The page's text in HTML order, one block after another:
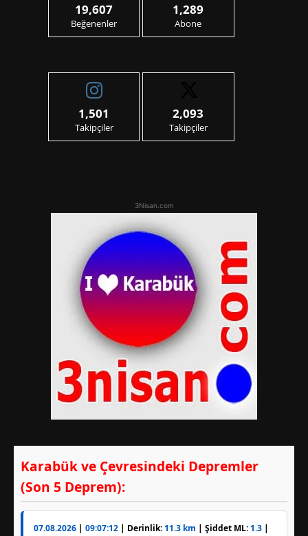
19,607
Beğenenler
1,289
Abone
1,501
Takipçiler
2,093
Takipçiler
3Nisan.com